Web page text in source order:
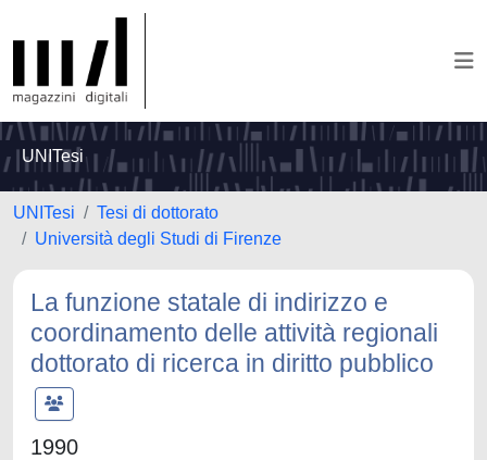
UNITesi
UNITesi
Tesi di dottorato
Università degli Studi di Firenze
La funzione statale di indirizzo e
coordinamento delle attività regionali
dottorato di ricerca in diritto pubblico
1990